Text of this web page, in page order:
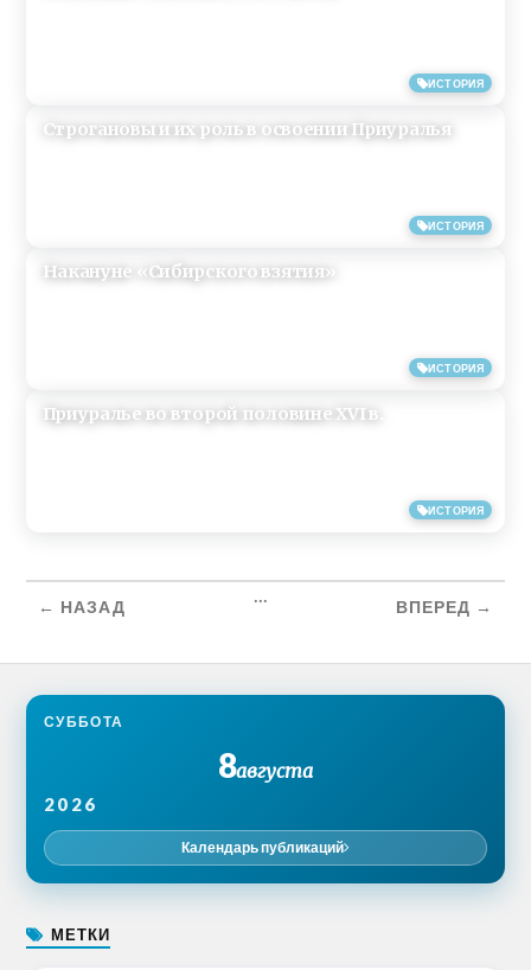
ИСТОРИЯ
ИСТОРИЯ
Строгановы и их роль в освоении Приуралья
ИСТОРИЯ
Накануне «Сибирского взятия»
ИСТОРИЯ
Приуралье во второй половине XVI в.
← НАЗАД ... ВПЕРЕД →
СУББОТА
8августа
2026
Календарь публикаций
МЕТКИ